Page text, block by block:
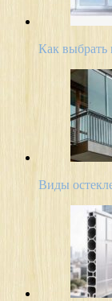
Как выбрать
Виды